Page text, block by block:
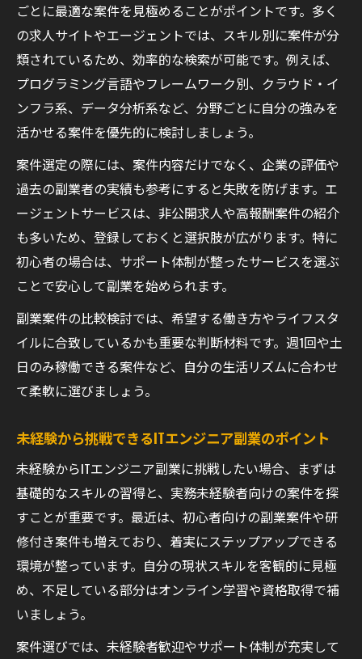
ごとに最適な案件を見極めることがポイントです。多く
の求人サイトやエージェントでは、スキル別に案件が分
類されているため、効率的な検索が可能です。例えば、
プログラミング言語やフレームワーク別、クラウド・イ
ンフラ系、データ分析系など、分野ごとに自分の強みを
活かせる案件を優先的に検討しましょう。
案件選定の際には、案件内容だけでなく、企業の評価や
過去の副業者の実績も参考にすると失敗を防げます。エ
ージェントサービスは、非公開求人や高報酬案件の紹介
も多いため、登録しておくと選択肢が広がります。特に
初心者の場合は、サポート体制が整ったサービスを選ぶ
ことで安心して副業を始められます。
副業案件の比較検討では、希望する働き方やライフスタ
イルに合致しているかも重要な判断材料です。週1回や土
日のみ稼働できる案件など、自分の生活リズムに合わせ
て柔軟に選びましょう。
未経験から挑戦できるITエンジニア副業のポイント
未経験からITエンジニア副業に挑戦したい場合、まずは
基礎的なスキルの習得と、実務未経験者向けの案件を探
すことが重要です。最近は、初心者向けの副業案件や研
修付き案件も増えており、着実にステップアップできる
環境が整っています。自分の現状スキルを客観的に見極
め、不足している部分はオンライン学習や資格取得で補
いましょう。
案件選びでは、未経験者歓迎やサポート体制が充実して